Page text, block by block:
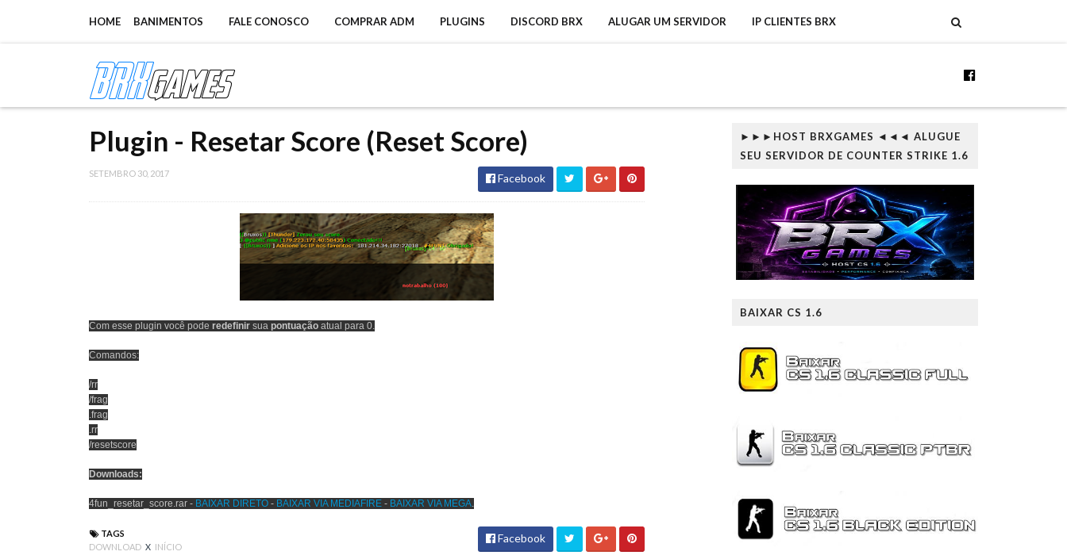
HOME BANIMENTOS FALE CONOSCO COMPRAR ADM PLUGINS DISCORD BRX ALUGAR UM SERVIDOR IP CLIENTES BRX
Plugin - Resetar Score (Reset Score)
SETEMBRO 30, 2017 Facebook
Com esse plugin você pode redefinir sua pontuação atual para 0.
Comandos:
/rr
/frag
.frag
.rr
/resetscore
Downloads:
4fun_resetar_score.rar - BAIXAR DIRETO - BAIXAR VIA MEDIAFIRE - BAIXAR VIA MEGA.
TAGS
DOWNLOAD X INÍCIO
Facebook
►►►HOST BRXGAMES ◄◄◄ ALUGUE
SEU SERVIDOR DE COUNTER STRIKE 1.6
BAIXAR CS 1.6